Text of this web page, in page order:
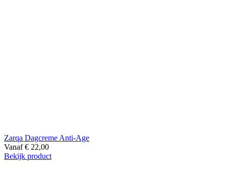
Zarqa Dagcreme Anti-Age
Vanaf € 22,00
Bekijk product